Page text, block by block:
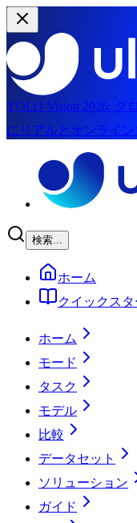
YOLO Vision 2026: グ
にリアルとオンライン
検索...
ホーム
クイックスタ
ホーム
モード
タスク
モデル
比較
データセット
ソリューション
ガイド